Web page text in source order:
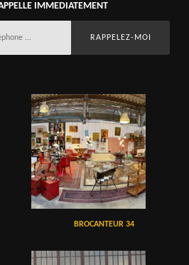
IMMEDIATEMENT
BROCANTEUR 34